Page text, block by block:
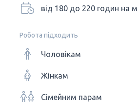
від 180 до 220 годин на
Робота підходить
Чоловікам
Жінкам
Сімейним парам